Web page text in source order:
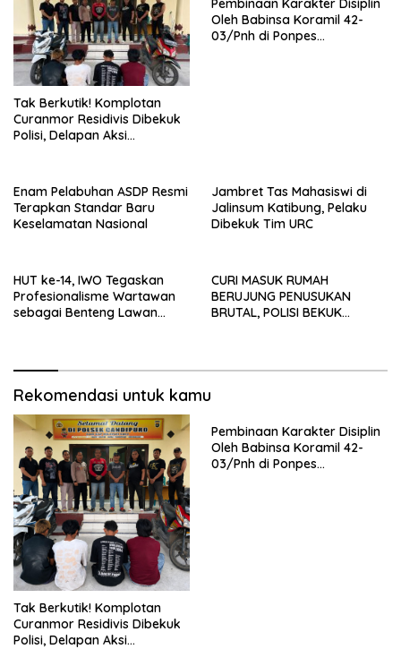
Tak Berkutik! Komplotan
Curanmor Residivis Dibekuk
Polisi, Delapan Aksi
Pembinaan Karakter Disiplin
Oleh Babinsa Koramil 42-
03/Pnh di Ponpes
Enam Pelabuhan ASDP Resmi
Terapkan Standar Baru
Keselamatan Nasional
Jambret Tas Mahasiswi di
Jalinsum Katibung, Pelaku
Dibekuk Tim URC
HUT ke-14, IWO Tegaskan
Profesionalisme Wartawan
sebagai Benteng Lawan
CURI MASUK RUMAH
BERUJUNG PENUSUKAN
BRUTAL, POLISI BEKUK
Rekomendasi untuk kamu
Tak Berkutik! Komplotan
Curanmor Residivis Dibekuk
Polisi, Delapan Aksi
Pembinaan Karakter Disiplin
Oleh Babinsa Koramil 42-
03/Pnh di Ponpes